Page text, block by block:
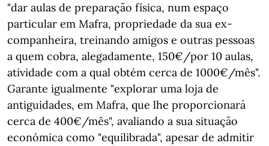
"dar aulas de preparação física, num espaço
particular em Mafra, propriedade da sua ex-
companheira, treinando amigos e outras pessoas
a quem cobra, alegadamente, 150€/por 10 aulas,
atividade com a qual obtém cerca de 1000€/mês".
Garante igualmente "explorar uma loja de
antiguidades, em Mafra, que lhe proporcionará
cerca de 400€/mês", avaliando a sua situação
económica como "equilibrada", apesar de admitir